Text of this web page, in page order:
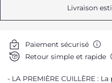
Livraison
Paiement sécurisé
Retour simple et rapide
LA PREMIÈRE CUILLÈRE :